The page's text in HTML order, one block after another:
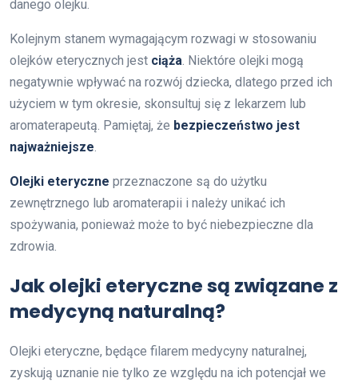
danego olejku.
Kolejnym stanem wymagającym rozwagi w stosowaniu
olejków eterycznych jest ciąża. Niektóre olejki mogą
negatywnie wpływać na rozwój dziecka, dlatego przed ich
użyciem w tym okresie, skonsultuj się z lekarzem lub
aromaterapeutą. Pamiętaj, że bezpieczeństwo jest
najważniejsze.
Olejki eteryczne przeznaczone są do użytku
zewnętrznego lub aromaterapii i należy unikać ich
spożywania, ponieważ może to być niebezpieczne dla
zdrowia.
Jak olejki eteryczne są związane z
medycyną naturalną?
Olejki eteryczne, będące filarem medycyny naturalnej,
zyskują uznanie nie tylko ze względu na ich potencjał we